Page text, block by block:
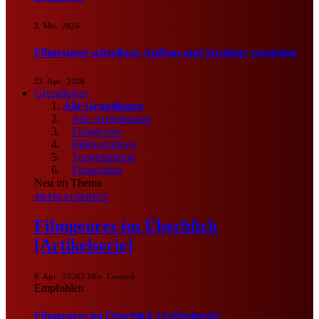
2. Mai. 2026
Filmexposé schreiben: Aufbau und Struktur verstehen
23. Apr.. 2026
Grundlagen
Alle Grundlagen
Alle Artikelserien
Filmgenres
Bildgestaltung
Tongestaltung
Filmschnitt
Neu im Thema
ARTIKELSERIEN
Filmgenres im Überblick
[Artikelserie]
9. Apr.. 20263 Min. Lesezeit
Empfohlen
Filmgenres im Überblick [Artikelserie]